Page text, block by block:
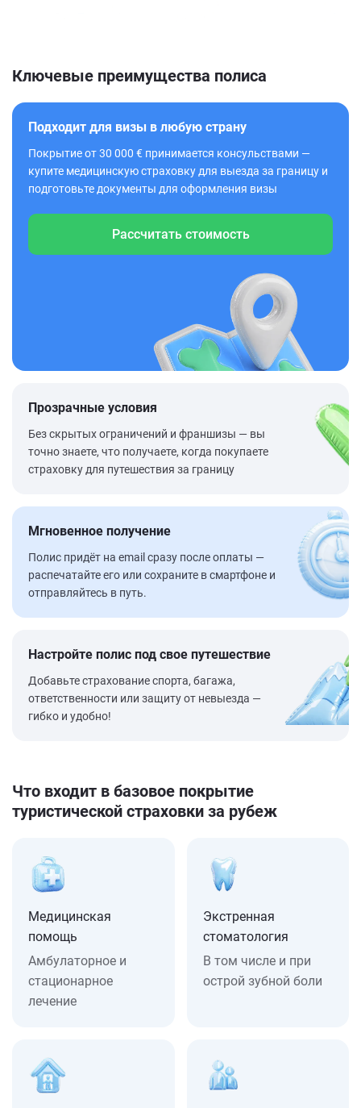
Ключевые преимущества полиса
Подходит для визы в любую страну
Покрытие от 30 000 € принимается консульствами —
купите медицинскую страховку для выезда за границу и
подготовьте документы для оформления визы
Рассчитать стоимость
Прозрачные условия
Без скрытых ограничений и франшизы — вы
точно знаете, что получаете, когда покупаете
страховку для путешествия за границу
Мгновенное получение
Полис придёт на email сразу после оплаты —
распечатайте его или сохраните в смартфоне и
отправляйтесь в путь.
Настройте полис под свое путешествие
Добавьте страхование спорта, багажа,
ответственности или защиту от невыезда —
гибко и удобно!
Что входит в базовое покрытие
туристической страховки за рубеж
Медицинская
помощь
Амбулаторное и
стационарное
лечение
Экстренная
стоматология
В том числе и при
острой зубной боли